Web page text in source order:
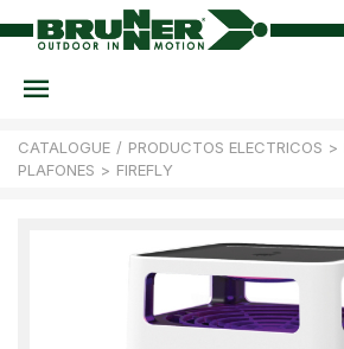
CATALOGUE / PRODUCTOS ELECTRICOS >
PLAFONES > FIREFLY